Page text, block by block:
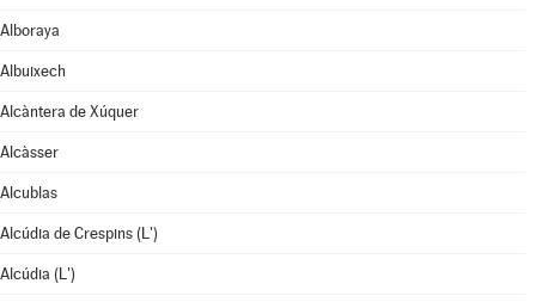
Alboraya
Albuixech
Alcàntera de Xúquer
Alcàsser
Alcublas
Alcúdia de Crespins (L')
Alcúdia (L')